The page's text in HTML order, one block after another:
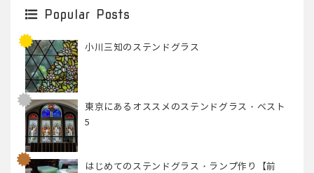
Popular Posts
小川三知のステンドグラス
東京にあるオススメのステンドグラス・ベスト
5
はじめてのステンドグラス・ランプ作り【前